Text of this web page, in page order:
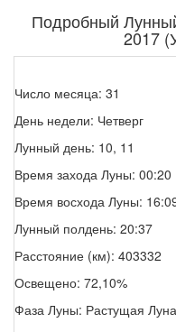
Подробный
2017
Число месяца: 31
День недели: Четверг
Лунный день: 10, 11
Время захода Луны: 00:20
Время восхода Луны:
Лунный полдень: 20:37
Расстояние (км): 403332
Освещено: 72,10%
Фаза Луны: Растущая Луна